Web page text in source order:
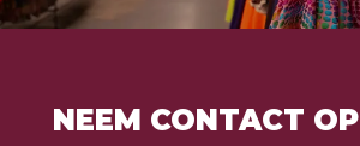
NEEM CONTACT OP